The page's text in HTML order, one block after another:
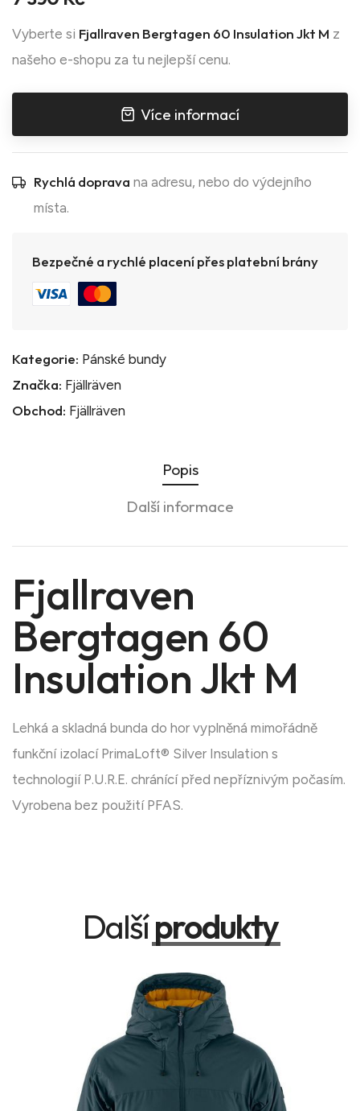
Vyberte si Fjallraven Bergtagen 60 Insulation Jkt M z
našeho e-shopu za tu nejlepší cenu.
Více informací
Rychlá doprava na adresu, nebo do výdejního
místa.
Bezpečné a rychlé placení přes platební brány
Kategorie: Pánské bundy
Značka: Fjällräven
Obchod: Fjällräven
Popis
Další informace
Fjallraven
Bergtagen 60
Insulation Jkt M
Lehká a skladná bunda do hor vyplněná mimořádně
funkční izolací PrimaLoft® Silver Insulation s
technologií P.U.R.E. chránící před nepříznivým počasím.
Vyrobena bez použití PFAS.
Dalšíprodukty